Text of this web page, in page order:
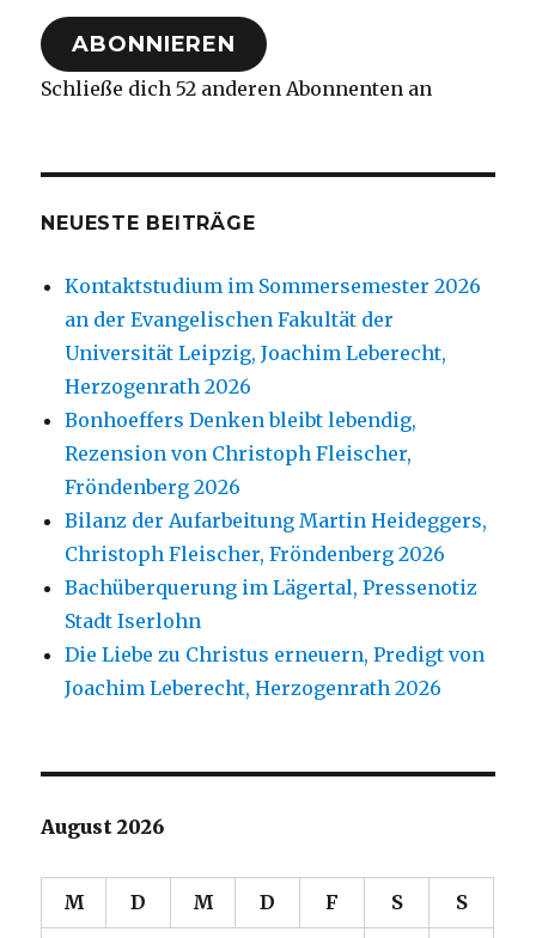
Adresse
ABONNIEREN
Schließe dich 52 anderen Abonnenten an
NEUESTE BEITRÄGE
Kontaktstudium im Sommersemester 2026
an der Evangelischen Fakultät der
Universität Leipzig, Joachim Leberecht,
Herzogenrath 2026
Bonhoeffers Denken bleibt lebendig,
Rezension von Christoph Fleischer,
Fröndenberg 2026
Bilanz der Aufarbeitung Martin Heideggers,
Christoph Fleischer, Fröndenberg 2026
Bachüberquerung im Lägertal, Pressenotiz
Stadt Iserlohn
Die Liebe zu Christus erneuern, Predigt von
Joachim Leberecht, Herzogenrath 2026
August 2026
M D M D F S S